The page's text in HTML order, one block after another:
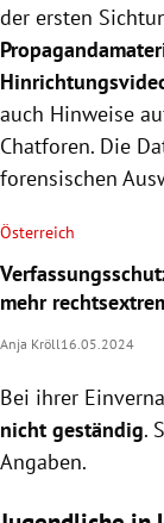
der ersten
auch Hinweise
Chatforen. Die
forensischen
Österreich
mehr
Anja Kröll 16.05.2024
Bei ihrer
nicht geständig.
Angaben.